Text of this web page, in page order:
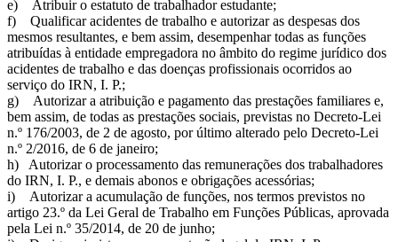
e) Atribuir o estatuto de trabalhador estudante;
f) Qualificar acidentes de trabalho e autorizar as despesas dos
mesmos resultantes, e bem assim, desempenhar todas as funções
atribuídas à entidade empregadora no âmbito do regime jurídico dos
acidentes de trabalho e das doenças profissionais ocorridos ao
serviço do IRN, I. P.;
g) Autorizar a atribuição e pagamento das prestações familiares e,
bem assim, de todas as prestações sociais, previstas no Decreto-Lei
n.º 176/2003, de 2 de agosto, por último alterado pelo Decreto-Lei
n.º 2/2016, de 6 de janeiro;
h) Autorizar o processamento das remunerações dos trabalhadores
do IRN, I. P., e demais abonos e obrigações acessórias;
i) Autorizar a acumulação de funções, nos termos previstos no
artigo 23.º da Lei Geral de Trabalho em Funções Públicas, aprovada
pela Lei n.º 35/2014, de 20 de junho;